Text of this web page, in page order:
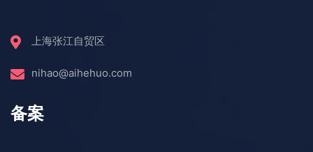
上海张江自贸区
nihao@aihehuo.com
备案